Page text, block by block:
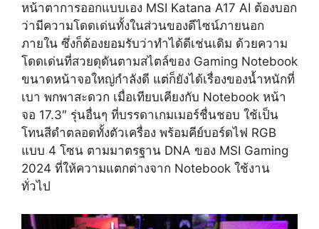
หน้าตาการออกแบบเอง MSI Katana A17 AI ต้องบอก
ว่ามีความโดดเด่นทั้งในส่วนของดีไซน์ภายนอก
ภายใน ซึ่งก็ต้องยอมรับว่าทำได้ดีเช่นเดิม ด้วยความ
โดดเด่นที่สวยดุดันตามสไตล์ของ Gaming Notebook
ขนาดหน้าจอใหญ่กำลังดี แต่ก็ยังได้เรื่องของน้ำหนักที่
เบา พกพาสะดวก เมื่อเทียบเคียงกับ Notebook หน้า
จอ 17.3″ รุ่นอื่นๆ ที่บรรดาเกมเมอร์ชื่นชอบ ใช้เป็น
โทนสีดำตลอดทั้งตัวเครื่อง พร้อมคีย์บอร์ดไฟ RGB
แบบ 4 โซน ตามมาตรฐาน DNA ของ MSI Gaming
2024 ที่ให้ความแตกต่างจาก Notebook ใช้งาน
ทั่วไป